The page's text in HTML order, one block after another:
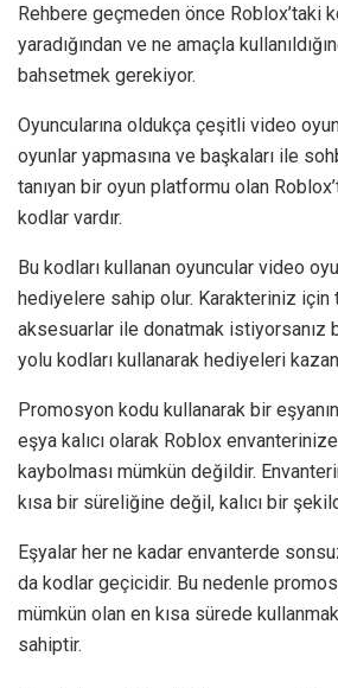
Rehbere geçmeden önce Roblox’taki
yaradığından ve ne amaçla
bahsetmek gerekiyor.
Oyuncularına oldukça çeşitli video
oyunlar yapmasına ve başkaları ile
tanıyan bir oyun platformu olan
kodlar vardır.
Bu kodları kullanan oyuncular video
hediyelere sahip olur. Karakteriniz
aksesuarlar ile donatmak istiyorsanız
yolu kodları kullanarak hediyeleri
Promosyon kodu kullanarak bir
eşya kalıcı olarak Roblox
kaybolması mümkün değildir.
kısa bir süreliğine değil, kalıcı bir
Eşyalar her ne kadar envanterde
da kodlar geçicidir. Bu nedenle
mümkün olan en kısa sürede
sahiptir.